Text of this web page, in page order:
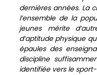
dernières années. La
l’ensemble de la
jeunes mérite
d’aptitude physique
épaules des
discipline
identifiée vers le